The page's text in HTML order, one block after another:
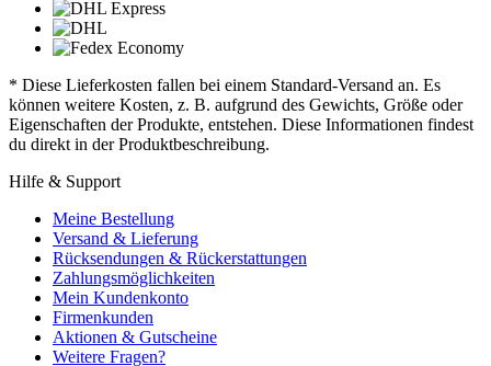
* Diese Lieferkosten fallen bei einem Standard-Versand an. Es
können weitere Kosten, z. B. aufgrund des Gewichts, Größe oder
Eigenschaften der Produkte, entstehen. Diese Informationen findest
du direkt in der Produktbeschreibung.
Hilfe & Support
Meine Bestellung
Versand & Lieferung
Rücksendungen & Rückerstattungen
Zahlungsmöglichkeiten
Mein Kundenkonto
Firmenkunden
Aktionen & Gutscheine
Weitere Fragen?